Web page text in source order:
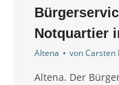
Notquartier
Altena vonCarsten
Altena. Der